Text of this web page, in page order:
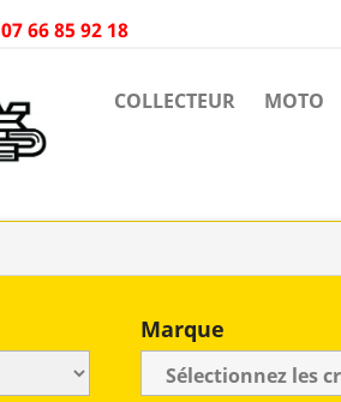
07 66 85 92 18
COLLECTEUR MOTO
Marque